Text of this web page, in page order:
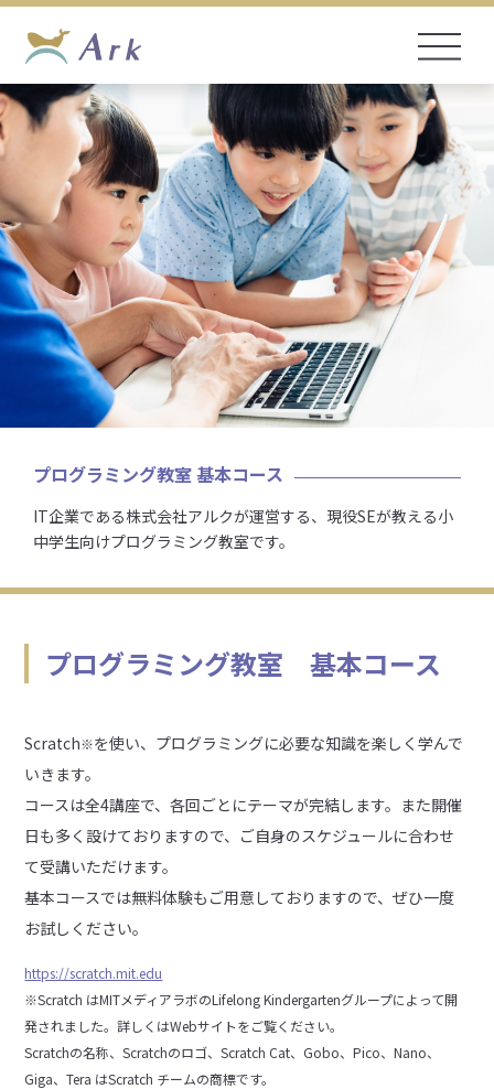
プログラミング教室 基本コース
IT企業である株式会社アルクが運営する、現役SEが教える小
中学生向けプログラミング教室です。
プログラミング教室 基本コース
Scratch※を使い、プログラミングに必要な知識を楽しく学んで
いきます。
コースは全4講座で、各回ごとにテーマが完結します。また開催
日も多く設けておりますので、ご自身のスケジュールに合わせ
て受講いただけます。
基本コースでは無料体験もご用意しておりますので、ぜひ一度
お試しください。
https://scratch.mit.edu
※Scratch はMITメディアラボのLifelong Kindergartenグループによって開
発されました。詳しくはWebサイトをご覧ください。
Scratchの名称、Scratchのロゴ、Scratch Cat、Gobo、Pico、Nano、
Giga、Tera はScratch チームの商標です。